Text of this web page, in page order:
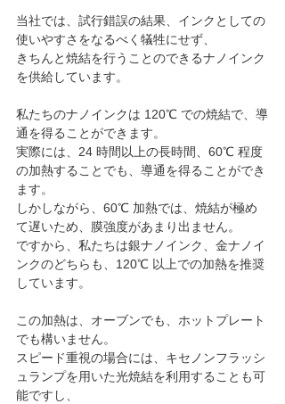
当社では、試行錯誤の結果、インクとしての
使いやすさをなるべく犠牲にせず、
きちんと焼結を行うことのできるナノインク
を供給しています。
私たちのナノインクは 120℃ での焼結で、導
通を得ることができます。
実際には、24 時間以上の長時間、60℃ 程度
の加熱することでも、導通を得ることができ
ます。
しかしながら、60℃ 加熱では、焼結が極め
て遅いため、膜強度があまり出ません。
ですから、私たちは銀ナノインク、金ナノイ
ンクのどちらも、120℃ 以上での加熱を推奨
しています。
この加熱は、オーブンでも、ホットプレート
でも構いません。
スピード重視の場合には、キセノンフラッシ
ュランプを用いた光焼結を利用することも可
能ですし、